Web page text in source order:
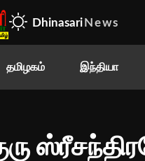
Dhinasari News
தமிழகம் இந்தியா